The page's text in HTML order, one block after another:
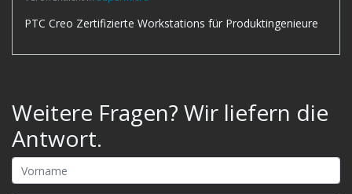
PTC Creo Zertifizierte Workstations für Produktingenieure
Weitere Fragen? Wir liefern die
Antwort.